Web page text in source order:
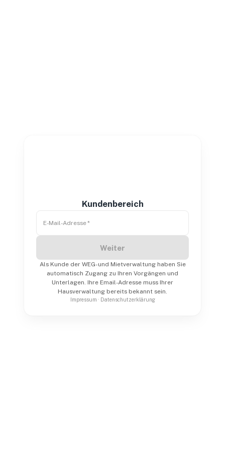
Kundenbereich
E-Mail-Adresse*
Weiter
Als Kunde der WEG- und Mietverwaltung haben Sie
automatisch Zugang zu Ihren Vorgängen und
Unterlagen. Ihre Email-Adresse muss Ihrer
Hausverwaltung bereits bekannt sein.
Impressum · Datenschutzerklärung